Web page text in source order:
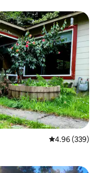
평점 4.96점(5
4.96 (339)